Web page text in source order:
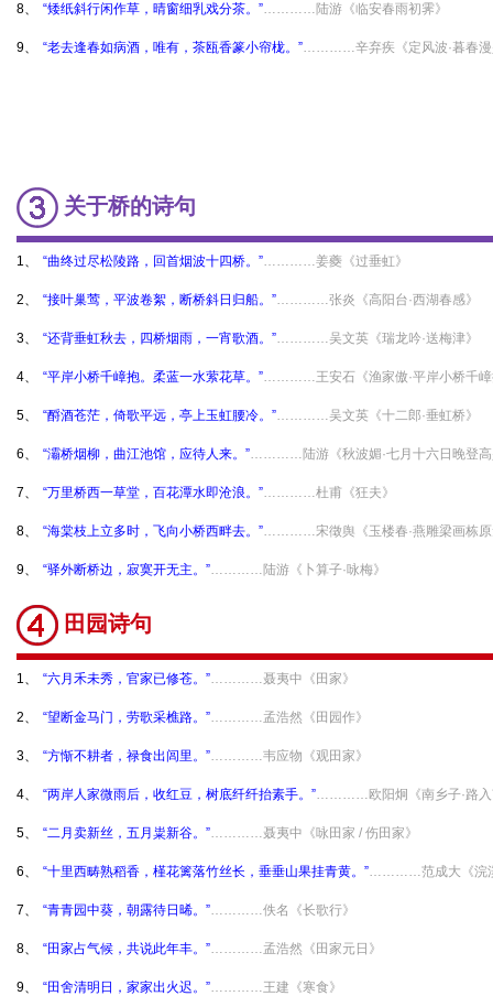
8、 “矮纸斜行闲作草，晴窗细乳戏分茶。”…………陆游《临安春雨初霁》
9、 “老去逢春如病酒，唯有，茶瓯香篆小帘栊。”…………辛弃疾《定风波·暮春漫
关于桥的诗句
1、 “曲终过尽松陵路，回首烟波十四桥。”…………姜夔《过垂虹》
2、 “接叶巢莺，平波卷絮，断桥斜日归船。”…………张炎《高阳台·西湖春感》
3、 “还背垂虹秋去，四桥烟雨，一宵歌酒。”…………吴文英《瑞龙吟·送梅津》
4、 “平岸小桥千嶂抱。柔蓝一水萦花草。”…………王安石《渔家傲·平岸小桥千嶂
5、 “酹酒苍茫，倚歌平远，亭上玉虹腰冷。”…………吴文英《十二郎·垂虹桥》
6、 “灞桥烟柳，曲江池馆，应待人来。”…………陆游《秋波媚·七月十六日晚登高
7、 “万里桥西一草堂，百花潭水即沧浪。”…………杜甫《狂夫》
8、 “海棠枝上立多时，飞向小桥西畔去。”…………宋徵舆《玉楼春·燕雕梁画栋原
9、 “驿外断桥边，寂寞开无主。”…………陆游《卜算子·咏梅》
田园诗句
1、 “六月禾未秀，官家已修苍。”…………聂夷中《田家》
2、 “望断金马门，劳歌采樵路。”…………孟浩然《田园作》
3、 “方惭不耕者，禄食出闾里。”…………韦应物《观田家》
4、 “两岸人家微雨后，收红豆，树底纤纤抬素手。”…………欧阳炯《南乡子·路入
5、 “二月卖新丝，五月粜新谷。”…………聂夷中《咏田家 / 伤田家》
6、 “十里西畴熟稻香，槿花篱落竹丝长，垂垂山果挂青黄。”…………范成大《浣
7、 “青青园中葵，朝露待日晞。”…………佚名《长歌行》
8、 “田家占气候，共说此年丰。”…………孟浩然《田家元日》
9、 “田舍清明日，家家出火迟。”…………王建《寒食》